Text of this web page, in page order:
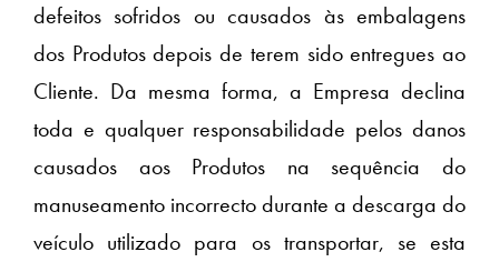
defeitos sofridos ou causados às embalagens
dos Produtos depois de terem sido entregues ao
Cliente. Da mesma forma, a Empresa declina
toda e qualquer responsabilidade pelos danos
causados aos Produtos na sequência do
manuseamento incorrecto durante a descarga do
veículo utilizado para os transportar, se esta